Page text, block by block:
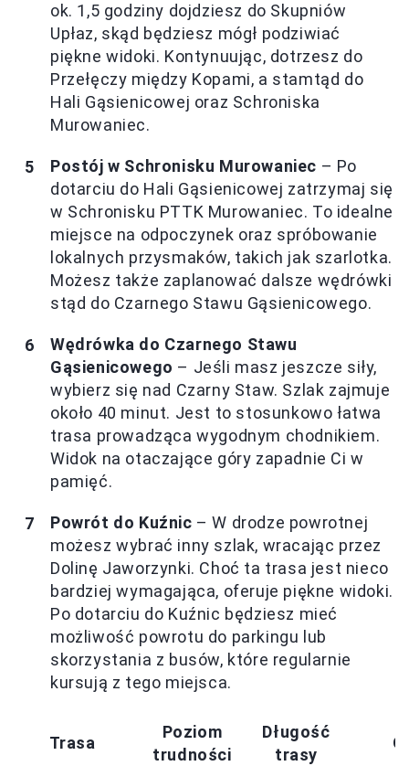
ok. 1,5 godziny dojdziesz do Skupniów
Upłaz, skąd będziesz mógł podziwiać
piękne widoki. Kontynuując, dotrzesz do
Przełęczy między Kopami, a stamtąd do
Hali Gąsienicowej oraz Schroniska
Murowaniec.
Postój w Schronisku Murowaniec – Po
dotarciu do Hali Gąsienicowej zatrzymaj się
w Schronisku PTTK Murowaniec. To idealne
miejsce na odpoczynek oraz spróbowanie
lokalnych przysmaków, takich jak szarlotka.
Możesz także zaplanować dalsze wędrówki
stąd do Czarnego Stawu Gąsienicowego.
Wędrówka do Czarnego Stawu
Gąsienicowego – Jeśli masz jeszcze siły,
wybierz się nad Czarny Staw. Szlak zajmuje
około 40 minut. Jest to stosunkowo łatwa
trasa prowadząca wygodnym chodnikiem.
Widok na otaczające góry zapadnie Ci w
pamięć.
Powrót do Kuźnic – W drodze powrotnej
możesz wybrać inny szlak, wracając przez
Dolinę Jaworzynki. Choć ta trasa jest nieco
bardziej wymagająca, oferuje piękne widoki.
Po dotarciu do Kuźnic będziesz mieć
możliwość powrotu do parkingu lub
skorzystania z busów, które regularnie
kursują z tego miejsca.
Trasa
Poziom
trudności
Długość
trasy